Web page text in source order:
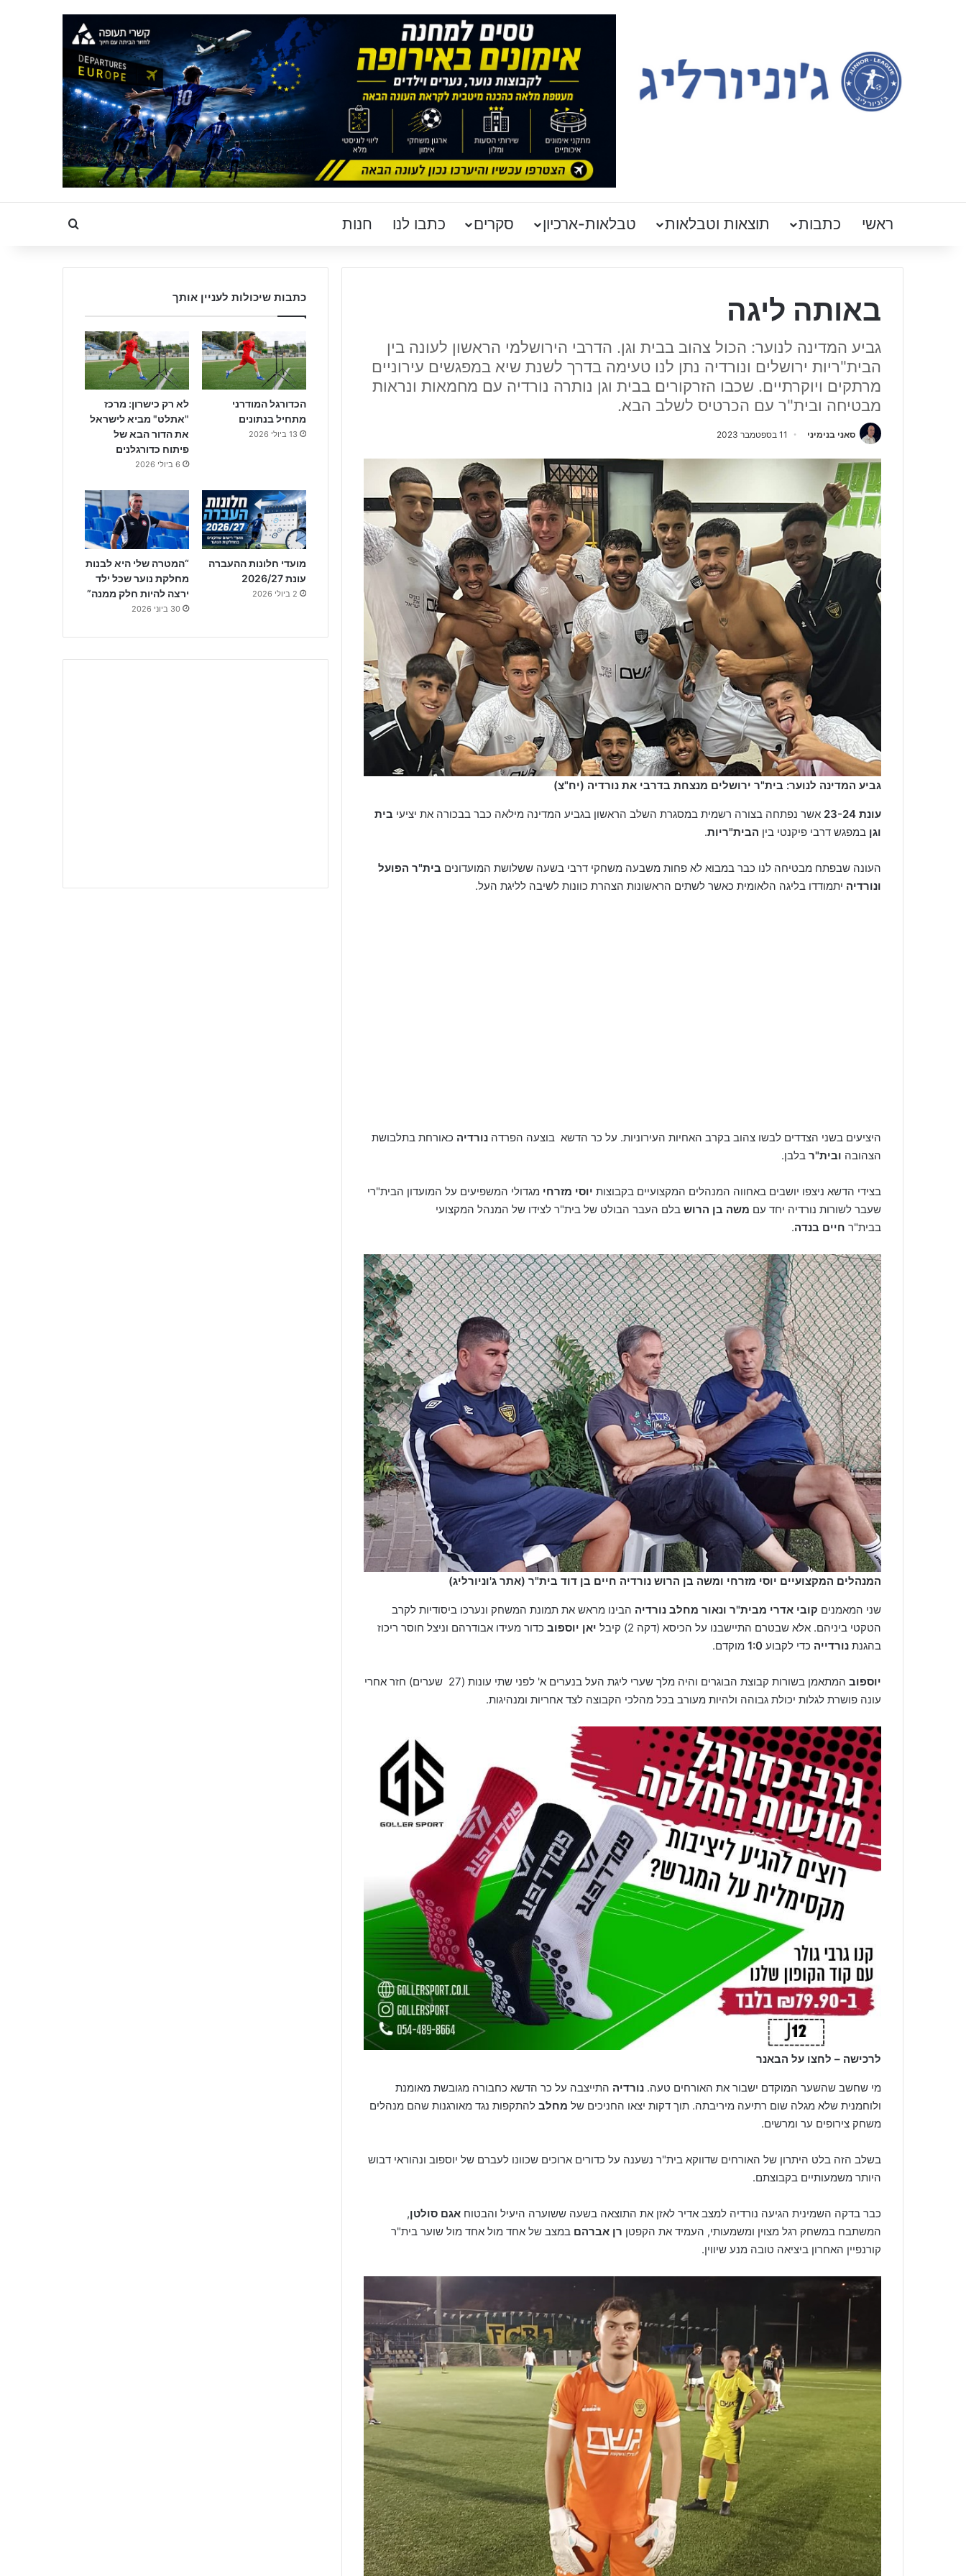
ראשי כתבות תוצאות וטבלאות טבלאות-ארכיון סקרים כתבו לנו חנות Search for
באותה ליגה
גביע המדינה לנוער: הכול צהוב בבית וגן. הדרבי הירושלמי הראשון לעונה בין
הבית"ריות ירושלים ונורדיה נתן לנו טעימה בדרך לשנת שיא במפגשים עירוניים
מרתקים ויוקרתיים. שכבו הזרקורים בבית וגן נותרה נורדיה עם מחמאות ונראות
מבטיחה ובית"ר עם הכרטיס לשלב הבא.
סאני בנימיני 11 בספטמבר 2023
גביע המדינה לנוער: בית"ר ירושלים מנצחת בדרבי את נורדיה (יח"צ)
עונת 23-24 אשר נפתחה בצורה רשמית במסגרת השלב הראשון בגביע המדינה מילאה כבר בבכורה את יציעי בית
וגן במפגש דרבי פיקנטי בין הבית"ריות.
העונה שבפתח מבטיחה לנו כבר במבוא לא פחות משבעה משחקי דרבי בשעה ששלושת המועדונים בית"ר הפועל
ונורדיה יתמודדו בליגה הלאומית כאשר לשתים הראשונות הצהרת כוונות לשיבה לליגת העל.
היציעים בשני הצדדים לבשו צהוב בקרב האחיות העירוניות. על כר הדשא בוצעה הפרדה נורדיה כאורחת בתלבושת
הצהובה ובית"ר בלבן.
בצידי הדשא ניצפו יושבים באחווה המנהלים המקצועיים בקבוצות יוסי מזרחי מגדולי המשפיעים על המועדון הבית"רי
שעבר לשורות נורדיה יחד עם משה בן הרוש בלם העבר הבולט של בית"ר לצידו של המנהל המקצועי
בבית"ר חיים בנדה.
המנהלים המקצועיים יוסי מזרחי ומשה בן הרוש נורדיה חיים בן דוד בית"ר (אתר ג'וניורליג)
שני המאמנים קובי אדרי מבית"ר ונאור מחלב נורדיה הבינו מראש את תמונת המשחק ונערכו ביסודיות לקרב
הטקטי ביניהם. אלא שבטרם התיישבנו על הכיסא (דקה 2) קיבל
יאן יוספוב כדור מעידו אבודרהם וניצל חוסר ריכוז
בהגנת נורדייה כדי לקבוע 1:0 מוקדם.
יוספוב
המתאמן בשורות קבוצת הבוגרים והיה מלך שערי ליגת העל בנערים א' לפני שתי עונות (27 שערים) חזר אחרי
עונה פושרת לגלות יכולת גבוהה ולהיות מעורב בכל מהלכי הקבוצה לצד אחריות ומנהיגות.
לרכישה – לחצו על הבאנר
מי שחשב שהשער המוקדם ישבור את האורחים טעה. נורדיה התייצבה על כר הדשא כחבורה מגובשת מאומנת
ולוחמנית שלא מגלה שום רתיעה מיריבתה. תוך דקות יצאו החניכים של מחלב להתקפות נגד מאורגנות שהם מנהלים
משחק צירופים ער ומרשים.
בשלב הזה בלט היתרון של האורחים שדווקא בית"ר נשענה על כדורים ארוכים שכוונו לעברם של יוספוב ונהוראי דבוש
היותר משמעותיים בקבוצתם.
כבר בדקה השמינית הגיעה נורדיה למצב אדיר לאזן את התוצאה בשעה ששוערה היעיל והבטוח אגם סולטן,
המשתבח במשחק רגל מצוין ומשמעותי, העמיד את הקפטן רן אברהם במצב של אחד מול אחד מול שוער בית"ר
קורנפיין האחרון ביציאה טובה מנע שיווין.
כתבות שיכולות לעניין אותך
הכדורגל המודרני
מתחיל בנתונים
13 ביולי 2026
לא רק כישרון: מרכז
"אתלט" מביא לישראל
את הדור הבא של
פיתוח כדורגלנים
6 ביולי 2026
מועדי חלונות ההעברה
עונת 2026/27
2 ביולי 2026
“המטרה שלי היא לבנות
מחלקת נוער שכל ילד
ירצה להיות חלק ממנה”
30 ביוני 2026